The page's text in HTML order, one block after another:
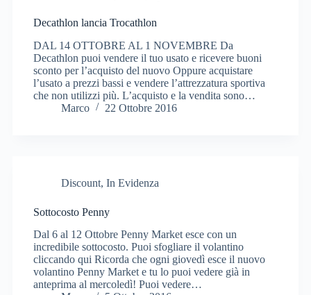
Decathlon lancia Trocathlon
DAL 14 OTTOBRE AL 1 NOVEMBRE Da
Decathlon puoi vendere il tuo usato e ricevere buoni
sconto per l’acquisto del nuovo Oppure acquistare
l’usato a prezzi bassi e vendere l’attrezzatura sportiva
che non utilizzi più. L’acquisto e la vendita sono…
Marco
22 Ottobre 2016
Discount, In Evidenza
Sottocosto Penny
Dal 6 al 12 Ottobre Penny Market esce con un
incredibile sottocosto. Puoi sfogliare il volantino
cliccando qui Ricorda che ogni giovedì esce il nuovo
volantino Penny Market e tu lo puoi vedere già in
anteprima al mercoledì! Puoi vedere…